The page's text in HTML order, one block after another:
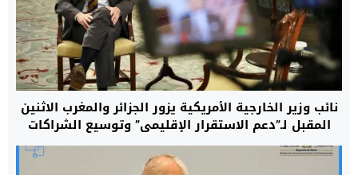
نائب وزير الخارجية الأمريكية يزور الجزائر والمغرب الاثنين
المقبل لـ”دعم الاستقرار الإقليمي” وتوسيع الشراكات
الاستراتيجية